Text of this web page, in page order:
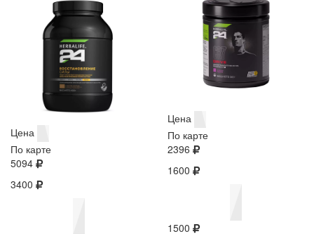
Цена
По карте
5094
3400
Цена
По карте
2396
1600
1500